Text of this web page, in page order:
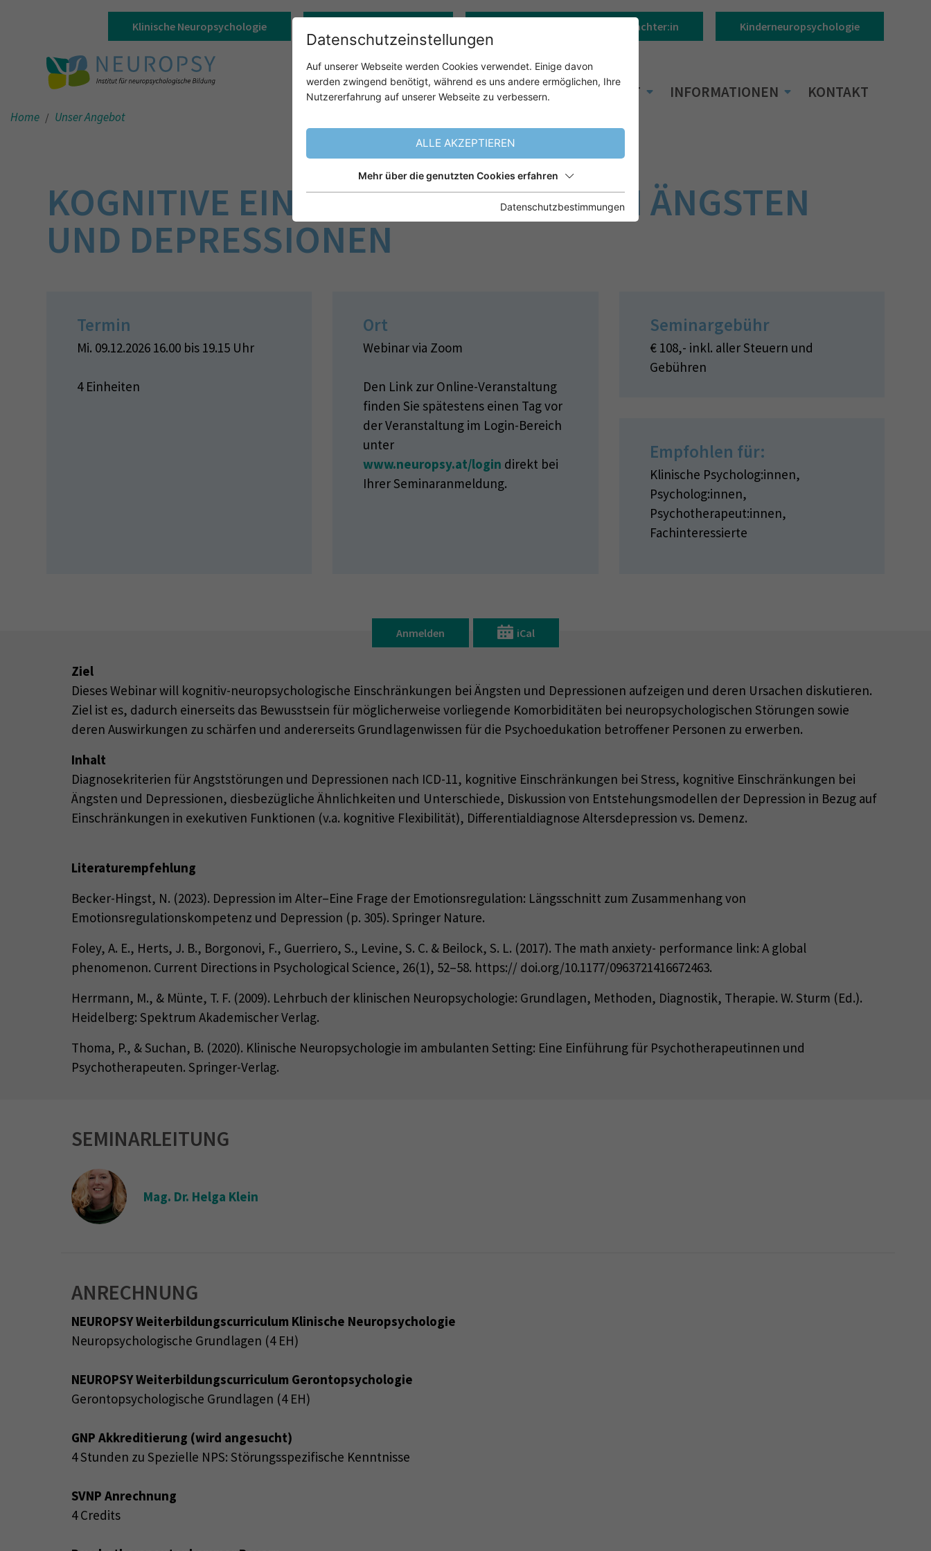
Home Unser Angebot
KOGNITIVE EINSCHRÄNKUNGEN BEI ÄNGSTEN
UND DEPRESSIONEN
Termin
Mi. 09.12.2026 16.00 bis 19.15 Uhr
4 Einheiten
Ort
Webinar via Zoom
Den Link zur Online-Veranstaltung
finden Sie spätestens einen Tag vor
der Veranstaltung im Login-Bereich
unter
www.neuropsy.at/login direkt bei
Ihrer Seminaranmeldung.
Seminargebühr
€ 108,- inkl. aller Steuern und
Gebühren
Empfohlen für:
Klinische Psycholog:innen,
Psycholog:innen,
Psychotherapeut:innen,
Fachinteressierte
Anmelden iCal
Ziel
Dieses Webinar will kognitiv-neuropsychologische Einschränkungen bei Ängsten und Depressionen aufzeigen und deren Ursachen diskutieren.
Ziel ist es, dadurch einerseits das Bewusstsein für möglicherweise vorliegende Komorbiditäten bei neuropsychologischen Störungen sowie
deren Auswirkungen zu schärfen und andererseits Grundlagenwissen für die Psychoedukation betroffener Personen zu erwerben.
Inhalt
Diagnosekriterien für Angststörungen und Depressionen nach ICD-11, kognitive Einschränkungen bei Stress, kognitive Einschränkungen bei
Ängsten und Depressionen, diesbezügliche Ähnlichkeiten und Unterschiede, Diskussion von Entstehungsmodellen der Depression in Bezug auf
Einschränkungen in exekutiven Funktionen (v.a. kognitive Flexibilität), Differentialdiagnose Altersdepression vs. Demenz.
Literaturempfehlung
Becker-Hingst, N. (2023). Depression im Alter–Eine Frage der Emotionsregulation: Längsschnitt zum Zusammenhang von
Emotionsregulationskompetenz und Depression (p. 305). Springer Nature.
Foley, A. E., Herts, J. B., Borgonovi, F., Guerriero, S., Levine, S. C. & Beilock, S. L. (2017). The math anxiety- performance link: A global
phenomenon. Current Directions in Psychological Science, 26(1), 52–58. https:// doi.org/10.1177/0963721416672463.
Herrmann, M., & Münte, T. F. (2009). Lehrbuch der klinischen Neuropsychologie: Grundlagen, Methoden, Diagnostik, Therapie. W. Sturm (Ed.).
Heidelberg: Spektrum Akademischer Verlag.
Thoma, P., & Suchan, B. (2020). Klinische Neuropsychologie im ambulanten Setting: Eine Einführung für Psychotherapeutinnen und
Psychotherapeuten. Springer-Verlag.
SEMINARLEITUNG
Mag. Dr. Helga Klein
ANRECHNUNG
NEUROPSY Weiterbildungscurriculum Klinische Neuropsychologie
Neuropsychologische Grundlagen (4 EH)
NEUROPSY Weiterbildungscurriculum Gerontopsychologie
Gerontopsychologische Grundlagen (4 EH)
GNP Akkreditierung (wird angesucht)
4 Stunden zu Spezielle NPS: Störungsspezifische Kenntnisse
SVNP Anrechnung
4 Credits
Datenschutzeinstellungen
Auf unserer Webseite werden Cookies verwendet. Einige davon
werden zwingend benötigt, während es uns andere ermöglichen, Ihre
Nutzererfahrung auf unserer Webseite zu verbessern.
ALLE AKZEPTIEREN
Mehr über die genutzten Cookies erfahren
Datenschutzbestimmungen
Klinische Neuropsychologie Klinisch-psychologische:r Gutachter:in Kinderneuropsychologie
ÜBER UNS UNSER ANGEBOT INFORMATIONEN KONTAKT